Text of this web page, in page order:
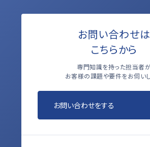
お問い合わせは
こちらから
専門知識を持った担当者
お客様の課題や要件をお伺い
お問い合わせをする